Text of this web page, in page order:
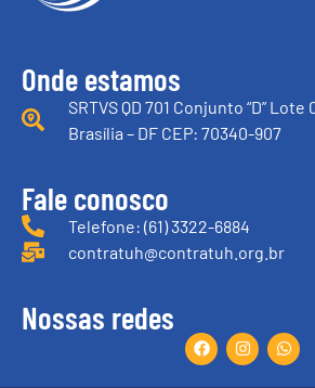
Onde estamos
SRTVS QD 701 Conjunto “D” Lote
Brasília – DF CEP: 70340-907
Fale conosco
Telefone: (61) 3322-6884
contratuh@contratuh.org.br
Nossas redes